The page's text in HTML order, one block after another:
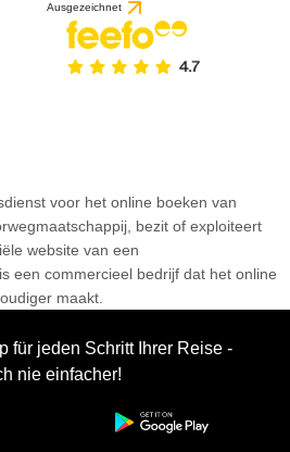
Ausgezeichnet
voor het online boeken van
bezit of exploiteert
website van een
een commercieel bedrijf dat het online
maakt.
für jeden Schritt Ihrer Reise -
nie einfacher!